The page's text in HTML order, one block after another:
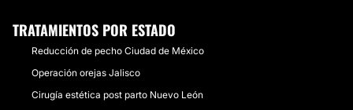
TRATAMIENTOS POR ESTADO
Reducción de pecho Ciudad de México
Operación orejas Jalisco
Cirugía estética post parto Nuevo León